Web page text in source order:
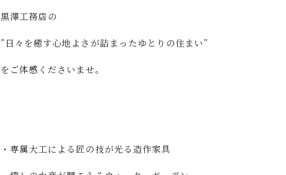
黒澤工務店の
”日々を癒す心地よさが詰まったゆとりの住まい”
をご体感くださいませ。
・専属大工による匠の技が光る造作家具